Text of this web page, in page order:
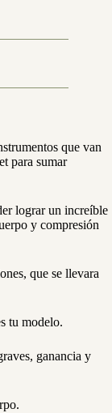
que van
para sumar
lograr un increíble
y compresión
que se llevara
tu modelo.
ganancia y